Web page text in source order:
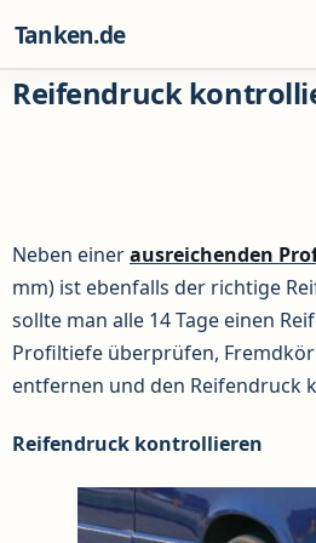
Tanken.de
Reifendruck
Neben einerausreichenden
mm) ist ebenfalls der richtige
sollte man alle 14 Tage einen
Profiltiefe überprüfen,
entfernen und den Reifendruck
Reifendruck kontrollieren